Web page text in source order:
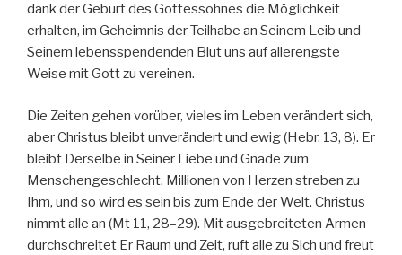
dank der Geburt des Gottessohnes die Möglichkeit
erhalten, im Geheimnis der Teilhabe an Seinem Leib und
Seinem lebensspendenden Blut uns auf allerengste
Weise mit Gott zu vereinen.
Die Zeiten gehen vorüber, vieles im Leben verändert sich,
aber Christus bleibt unverändert und ewig (Hebr. 13, 8). Er
bleibt Derselbe in Seiner Liebe und Gnade zum
Menschengeschlecht. Millionen von Herzen streben zu
Ihm, und so wird es sein bis zum Ende der Welt. Christus
nimmt alle an (Mt 11, 28–29). Mit ausgebreiteten Armen
durchschreitet Er Raum und Zeit, ruft alle zu Sich und freut